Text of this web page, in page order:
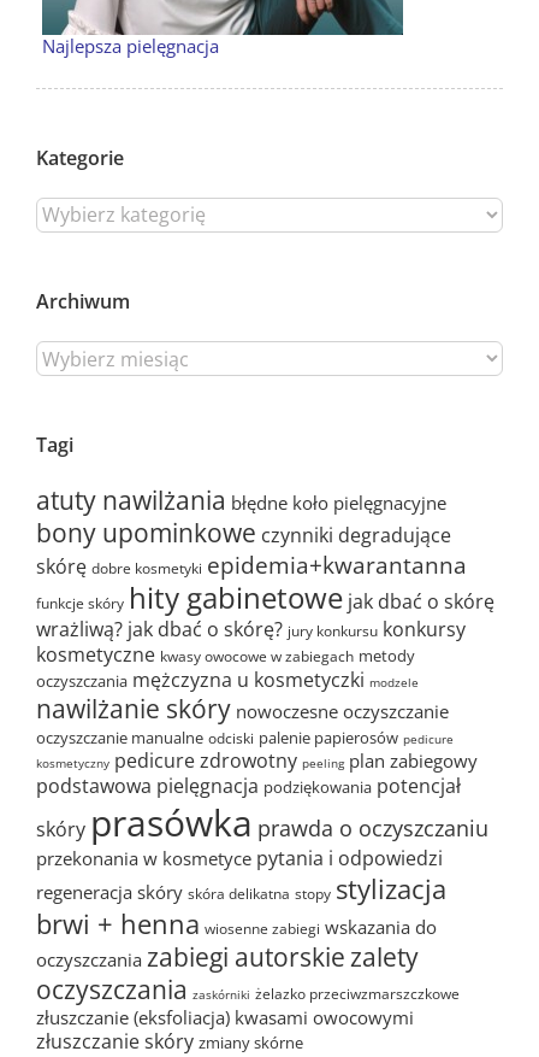
Najlepsza pielęgnacja
Kategorie
Archiwum
Tagi
atuty nawilżania błędne koło pielęgnacyjne
bony upominkowe czynniki degradujące
skórę dobre kosmetyki epidemia+kwarantanna
funkcje skóry hity gabinetowe jak dbać o skórę
wrażliwą? jak dbać o skórę? jury konkursu konkursy
kosmetyczne kwasy owocowe w zabiegach metody
oczyszczania mężczyzna u kosmetyczki modzele
nawilżanie skóry nowoczesne oczyszczanie
oczyszczanie manualne odciski palenie papierosów pedicure
kosmetyczny pedicure zdrowotny peeling plan zabiegowy
podstawowa pielęgnacja podziękowania potencjał
skóry prasówka prawda o oczyszczaniu
przekonania w kosmetyce pytania i odpowiedzi
regeneracja skóry skóra delikatna stopy stylizacja
brwi + henna wiosenne zabiegi wskazania do
oczyszczania zabiegi autorskiezalety
oczyszczania zaskórniki żelazko przeciwzmarszczkowe
złuszczanie (eksfoliacja) kwasami owocowymi
złuszczanie skóry zmiany skórne